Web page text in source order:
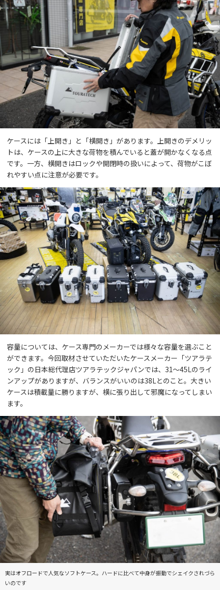
ケースには「上開き」と「横開き」があります。上開きのデメリッ
トは、ケースの上に大きな荷物を積んでいると蓋が開かなくなる点
です。一方、横開きはロックや開閉時の扱いによって、荷物がこぼ
れやすい点に注意が必要です。
容量については、ケース専門のメーカーでは様々な容量を選ぶこと
ができます。今回取材させていただいたケースメーカー「ツアラテ
ック」の日本総代理店ツアラテックジャパンでは、31〜45Lのライ
ンアップがありますが、バランスがいいのは38Lとのこと。大きい
ケースは積載量に勝りますが、横に張り出して邪魔になってしまい
ます。
実はオフロードで人気なソフトケース。ハードに比べて中身が振動でシェイクされづら
いのです